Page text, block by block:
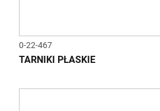
0-22-467
TARNIKI PŁASKIE